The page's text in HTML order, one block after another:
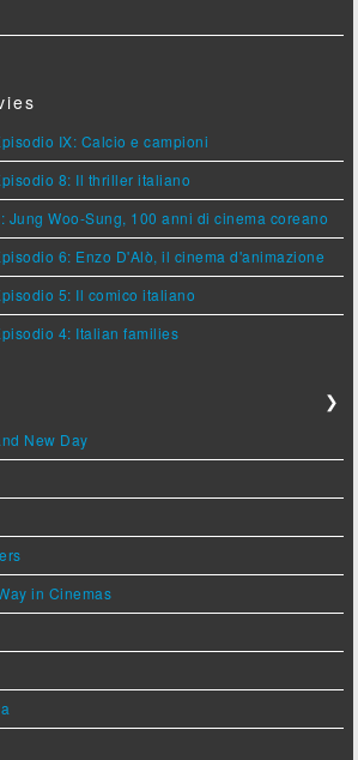
IX: Calcio e campioni
8: Il thriller italiano
Jung Woo-Sung, 100 anni di cinema coreano
6: Enzo D'Alò, il cinema d'animazione
5: Il comico italiano
4: Italian families
❯
New Day
in Cinemas